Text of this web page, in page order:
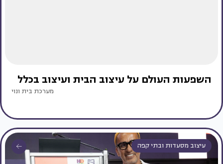
השפעות העולם על עיצוב הבית ועיצוב בכלל
מערכת בית ונוי
עיצוב מסעדות ובתי קפה